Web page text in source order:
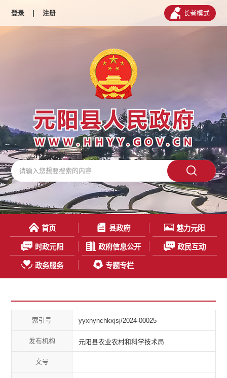
登录 | 注册 长者模式
首页 县政府 魅力元阳
时政元阳 政府信息公开 政民互动
政务服务 专题专栏
索引号 yyxnynchkxjsj/2024-00025
发布机构 元阳县农业农村和科学技术局
文号